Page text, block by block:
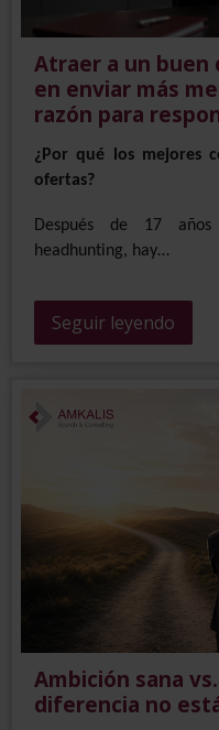
Atraer a un buen
en enviar más
razón para
¿Por qué los mejores
ofertas?
Después de 17
headhunting, hay…
Seguir leyendo
Ambición sana
diferencia no